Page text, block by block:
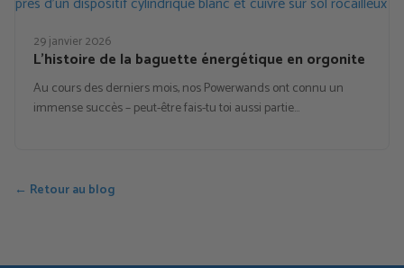
29 janvier 2026
L’histoire de la baguette énergétique en orgonite
Au cours des derniers mois, nos Powerwands ont connu un
immense succès – peut-être fais-tu toi aussi partie…
← Retour au blog